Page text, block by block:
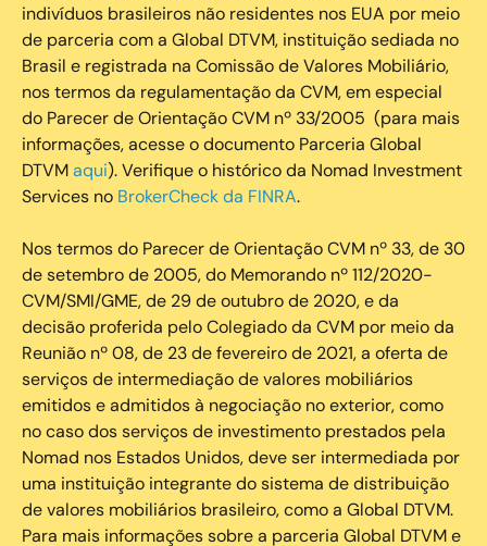
indivíduos brasileiros não residentes nos EUA por meio
de parceria com a Global DTVM, instituição sediada no
Brasil e registrada na Comissão de Valores Mobiliário,
nos termos da regulamentação da CVM, em especial
do Parecer de Orientação CVM nº 33/2005 (para mais
informações, acesse o documento Parceria Global
DTVMaqui). Verifique o histórico da Nomad Investment
Services no BrokerCheck da FINRA.
Nos termos do Parecer de Orientação CVM nº 33, de 30
de setembro de 2005, do Memorando nº 112/2020-
CVM/SMI/GME, de 29 de outubro de 2020, e da
decisão proferida pelo Colegiado da CVM por meio da
Reunião nº 08, de 23 de fevereiro de 2021, a oferta de
serviços de intermediação de valores mobiliários
emitidos e admitidos à negociação no exterior, como
no caso dos serviços de investimento prestados pela
Nomad nos Estados Unidos, deve ser intermediada por
uma instituição integrante do sistema de distribuição
de valores mobiliários brasileiro, como a Global DTVM.
Para mais informações sobre a parceria Global DTVM e